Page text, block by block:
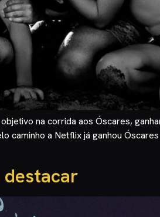
na corrida aos Óscares,
caminho a Netflix já ganhou
destacar